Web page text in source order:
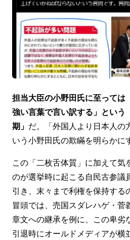
担当大臣の小野田氏に至っては
強い言葉で言い訳する」という
期」 だ。「外国人より日本人の
いう小野田氏の欺瞞を明らかに
この「二枚舌体質」に加えて気
のが選挙時に起こる自民古参議
引き、末々まで利権を保持する
冒頭では、売国スダレハゲ・菅
章文への継承を例に、この卑劣
引退時にオールドメディアが横